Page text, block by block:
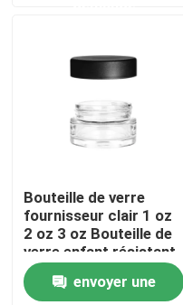
Au sujet de nous
Visite d'usine
Contrôle de qualité
Contactez-nous
Bouteille de verre
fournisseur clair 1 oz
2 oz 3 oz Bouteille de
verre enfant résistant
Cap étanche à l'air et à
l'odeur Container
envoyer une